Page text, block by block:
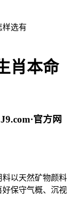
样选有
肖本命
J9.com·官方网
以天然矿物颜料
保守气概、沉视